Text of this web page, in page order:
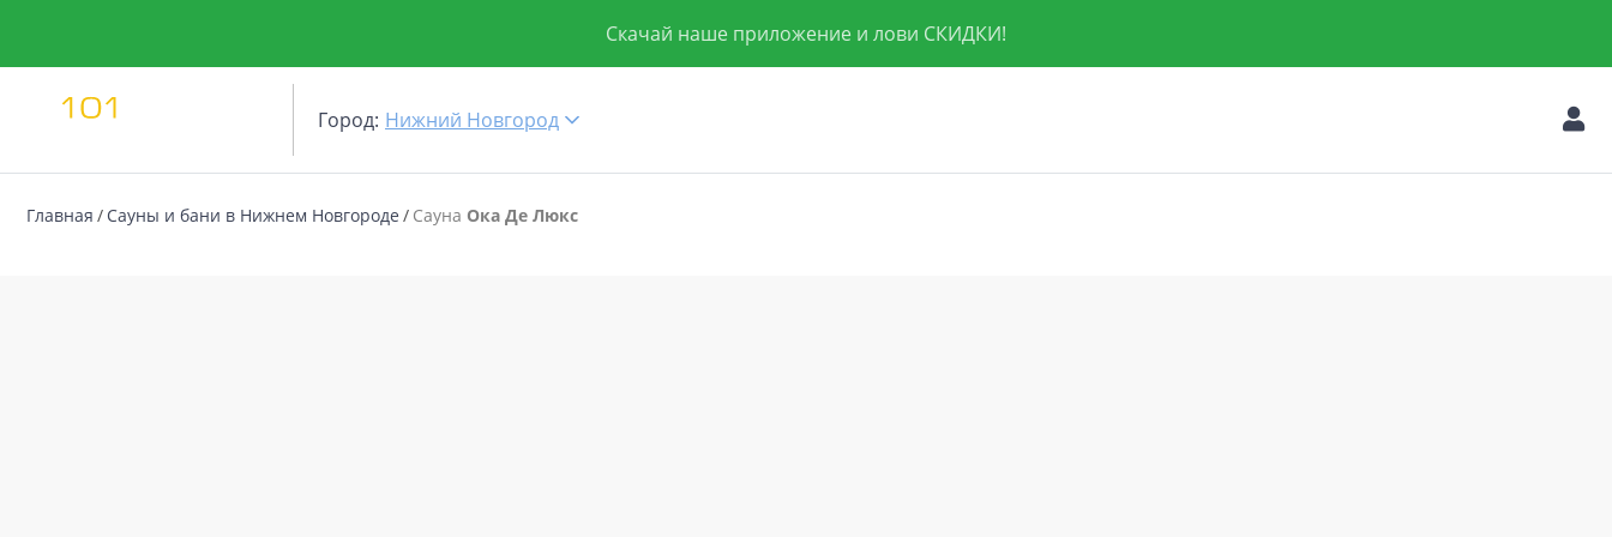
Скачай наше приложение и лови СКИДКИ!
Город: Нижний Новгород
Главная Сауны и бани в Нижнем Новгороде Сауна Ока Де Люкс